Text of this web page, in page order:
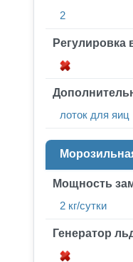
2
Регулировка
лоток для яиц
Мощность
2 кг/сутки
Генератор